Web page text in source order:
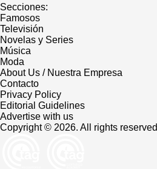
Secciones:
Famosos
Televisión
Novelas y Series
Música
Moda
About Us / Nuestra Empresa
Contacto
Privacy Policy
Editorial Guidelines
Advertise with us
Copyright © 2026. All rights reserved